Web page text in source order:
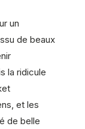
un
de beaux
la ridicule
et les
de belle